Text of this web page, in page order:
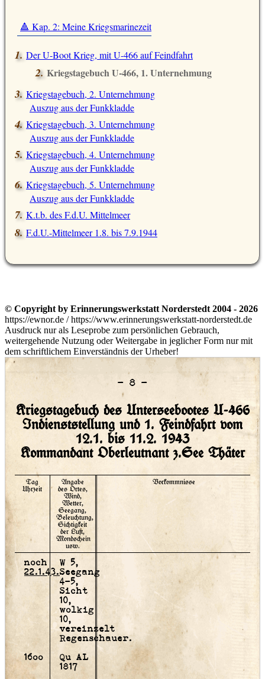
🔺 Kap. 2: Meine Kriegsmarinezeit
Der U-Boot Krieg, mit U-466 auf Feindfahrt
Kriegstagebuch U-466, 1. Unternehmung
Kriegstagebuch, 2. Unternehmung
Auszug aus der Funkkladde
Kriegstagebuch, 3. Unternehmung
Auszug aus der Funkkladde
Kriegstagebuch, 4. Unternehmung
Auszug aus der Funkkladde
Kriegstagebuch, 5. Unternehmung
Auszug aus der Funkkladde
K.t.b. des F.d.U. Mittelmeer
F.d.U.-Mittelmeer 1.8. bis 7.9.1944
© Copyright by Erinnerungswerkstatt Norderstedt 2004 - 2026
https://ewnor.de / https://www.erinnerungswerkstatt-norderstedt.de
Ausdruck nur als Leseprobe zum persönlichen Gebrauch,
weitergehende Nutzung oder Weitergabe in jeglicher Form nur mit
dem schriftlichem Einverständnis der Urheber!
– 8 –
Kriegstagebuch des Unterseebootes U-466
Indienststellung und 1. Feindfahrt vom
12.1. bis 11.2. 1943
Kommandant Oberleutnant z.See Thäter
Tag
Uhrzeit
Angabe
des Ortes,
Wind,
Wetter,
Seegang,
Beleuchtung,
Sichtigkeit
der Luft,
Mondschein
usw.
Vorkommnisse
noch
22.1.43.
W 5,
Seegang
4-5,
Sicht
10,
wolkig
10,
vereinzelt
Regenschauer.
16oo
Qu AL
1817